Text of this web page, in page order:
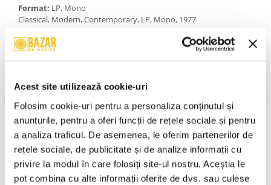
Acest site utilizează cookie-uri
Folosim cookie-uri pentru a personaliza conținutul și
anunțurile, pentru a oferi funcții de rețele sociale și pentru
a analiza traficul. De asemenea, le oferim partenerilor de
rețele sociale, de publicitate și de analize informații cu
privire la modul în care folosiți site-ul nostru. Aceștia le
pot combina cu alte informații oferite de dvs. sau culese
Format: LP, Mono
Classical, Modern, Contemporary, LP, Mono, 1977
Stil:Modern, Contemporary
Gen:Clasică
PRODUSE ALTERNATIVE